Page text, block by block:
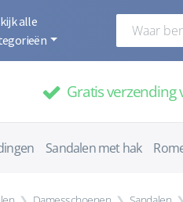
alle
Gratis verzending
Sandalen met hak